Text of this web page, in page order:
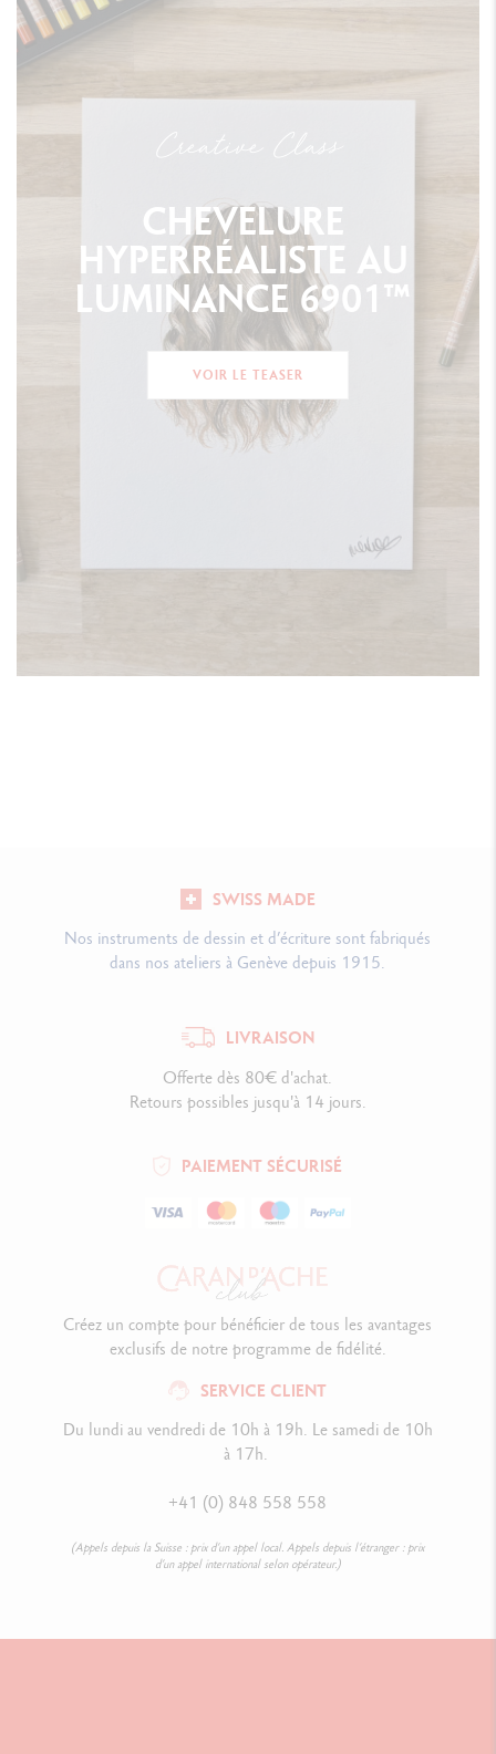
Creative Class
CHEVELURE
HYPERRÉALISTE AU
LUMINANCE 6901™
VOIR LE TEASER
SWISS MADE
Nos instruments de dessin et d’écriture sont fabriqués
dans nos ateliers à Genève depuis 1915.
LIVRAISON
Offerte dès 80€ d'achat.
Retours possibles jusqu'à 14 jours.
PAIEMENT SÉCURISÉ
SERVICE CLIENT
Du lundi au vendredi de 10h à 19h. Le samedi de 10h
à 17h.
+41 (0) 848 558 558
(Appels depuis la Suisse : prix d’un appel local. Appels depuis l’étranger : prix
d’un appel international selon opérateur.)
Créez un compte pour bénéficier de tous les avantages
exclusifs de notre programme de fidélité.